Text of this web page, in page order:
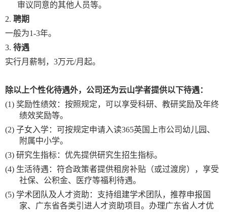
审议同意的其他人员等。
2. 聘期
一般为1-3年。
3. 待遇
实行月薪制， 3万元/月起。
除以上个性化待遇外，公司还为云山学者提供以下待遇：
(1) 奖励性绩效：按照规定，可以享受科研、教研奖励及年终
绩效奖励等。
(2) 子女入学：可按规定申请入读365英国上市公司幼儿园、
附属中小学。
(3) 研究生指标：优先提供研究生招生指标。
(4) 生活待遇：符合政策者提供租房补贴（或过渡房），享受
社保、公积金、医疗等福利待遇。
(5) 学术团队及人才资助：支持组建学术团队，推荐申报国
家、广东省各类引进人才资助项目。办理广东省人才优